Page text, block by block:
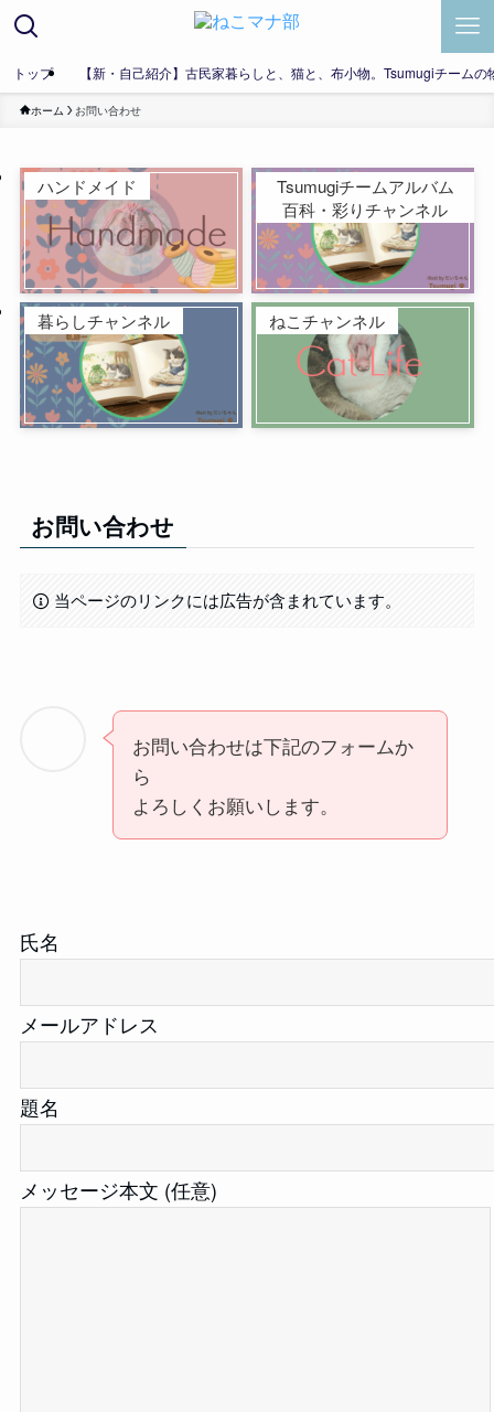
トップ 【新・自己紹介】古民家暮らしと、猫と、布小物。Tsumugiチームの
ホーム お問い合わせ
ハンドメイド
Tsumugiチームアルバム
百科・彩りチャンネル
暮らしチャンネル ねこチャンネル
お問い合わせ
当ページのリンクには広告が含まれています。
お問い合わせは下記のフォームか
ら
よろしくお願いします。
氏名
メールアドレス
題名
メッセージ本文 (任意)